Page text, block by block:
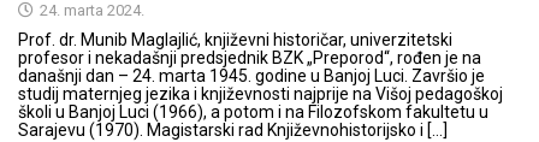
24. marta 2024.
Prof. dr. Munib Maglajlić, književni historičar, univerzitetski
profesor i nekadašnji predsjednik BZK „Preporod“, rođen je na
današnji dan – 24. marta 1945. godine u Banjoj Luci. Završio je
studij maternjeg jezika i književnosti najprije na Višoj pedagoškoj
školi u Banjoj Luci (1966), a potom i na Filozofskom fakultetu u
Sarajevu (1970). Magistarski rad Književnohistorijsko i […]